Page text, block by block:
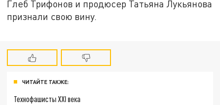
Глеб Трифонов и продюсер Татьяна Лукьянова
признали свою вину.
ЧИТАЙТЕ ТАКЖЕ:
Технофашисты XXI века